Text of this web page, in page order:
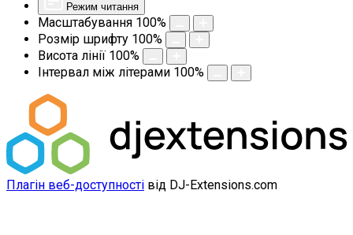
Режим читання
Масштабування 100%
Розмір шрифту 100%
Висота лінії 100%
Інтервал між літерами 100%
Плагін веб-доступності від DJ-Extensions.com